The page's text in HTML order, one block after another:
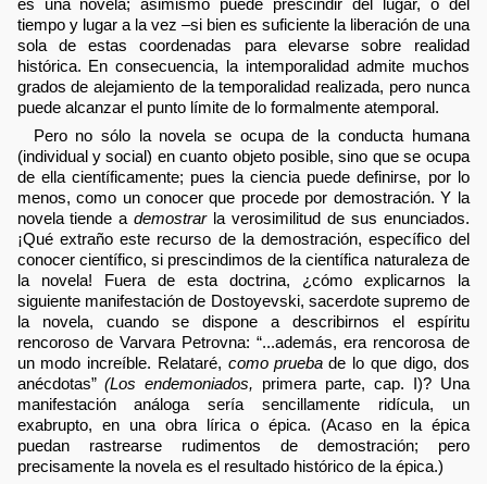
tiempo y lugar a la vez –si bien es suficiente la liberación de una
sola de estas coordenadas para elevarse sobre realidad
histórica. En consecuencia, la intemporalidad admite muchos
grados de alejamiento de la temporalidad realizada, pero nunca
puede alcanzar el punto límite de lo formalmente atemporal.
Pero no sólo la novela se ocupa de la conducta humana
(individual y social) en cuanto objeto posible, sino que se ocupa
de ella científicamente; pues la ciencia puede definirse, por lo
menos, como un conocer que procede por demostración. Y la
novela tiende a demostrarla verosimilitud de sus enunciados.
¡Qué extraño este recurso de la demostración, específico del
conocer científico, si prescindimos de la científica naturaleza de
la novela! Fuera de esta doctrina, ¿cómo explicarnos la
siguiente manifestación de Dostoyevski, sacerdote supremo de
la novela, cuando se dispone a describirnos el espíritu
rencoroso de Varvara Petrovna: “...además, era rencorosa de
un modo increíble. Relataré, como pruebade lo que digo, dos
anécdotas” (Los endemoniados, primera parte, cap. I)? Una
manifestación análoga sería sencillamente ridícula, un
exabrupto, en una obra lírica o épica. (Acaso en la épica
puedan rastrearse rudimentos de demostración; pero
precisamente la novela es el resultado histórico de la épica.)